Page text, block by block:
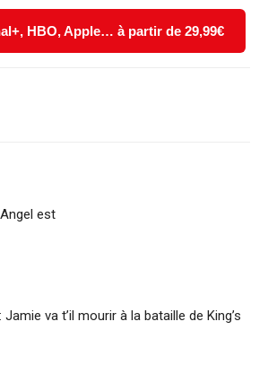
HBO, Apple… à partir de 29,99€
est
va t’il mourir à la bataille de King’s